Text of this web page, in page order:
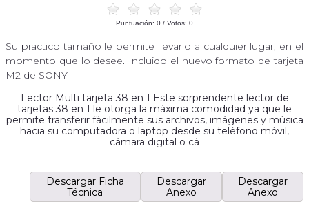
Puntuación: 0 / Votos: 0
Su practico tamaño le permite llevarlo a cualquier lugar, en el
momento que lo desee. Incluido el nuevo formato de tarjeta
M2 de SONY
Lector Multi tarjeta 38 en 1 Este sorprendente lector de
tarjetas 38 en 1 le otorga la máxima comodidad ya que le
permite transferir fácilmente sus archivos, imágenes y música
hacia su computadora o laptop desde su teléfono móvil,
cámara digital o cá
Descargar Ficha
Técnica
Descargar
Anexo
Descargar
Anexo